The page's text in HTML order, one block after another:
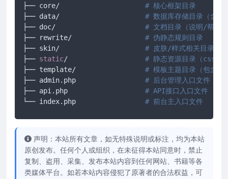
├── core/ # 核心框架目录
├── data/ # 数据库存储目录（含数
├── doc/ # 文档目录（说明/帮助/
├── rewrite/ # 伪静态规则目录
├── skin/ # 皮肤/样式相关目录
├── static/ # 静态资源目录（css/
├── template/ # 模板主题目录（包含当
├── admin.php # 后台管理入口文件
├── api.php # API接口入口文件
└── index.php # 前台主入口文件
声明：本站所有文章，如无特殊说明或标注，均为本站
原创发布。任何个人或组织，在未征得本站同意时，禁止
复制、盗用、采集、发布本站内容到任何网站、书籍等各
类媒体平台。如若本站内容侵犯了原著者的合法权益，可